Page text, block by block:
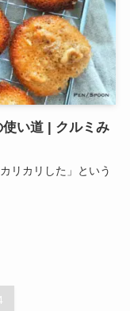
い道 | クルミみ
リカリした」という